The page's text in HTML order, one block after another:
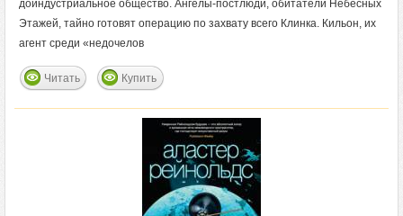
доиндустриальное общество. Ангелы-постлюди, обитатели Небесных
Этажей, тайно готовят операцию по захвату всего Клинка. Кильон, их
агент среди «недочелов
Читать Купить